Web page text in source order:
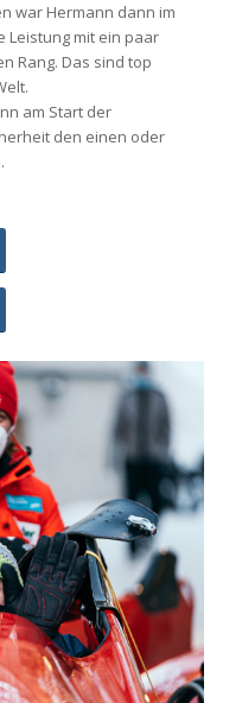
war Hermann dann im
Leistung mit ein paar
Rang. Das sind top
am Start der
den einen oder